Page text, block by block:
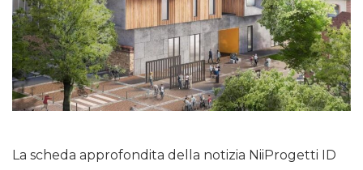
La scheda approfondita della notizia NiiProgetti ID